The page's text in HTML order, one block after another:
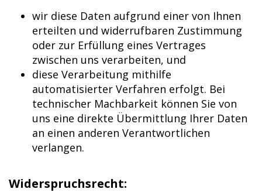
wir diese Daten aufgrund einer von Ihnen
erteilten und widerrufbaren Zustimmung
oder zur Erfüllung eines Vertrages
zwischen uns verarbeiten, und
diese Verarbeitung mithilfe
automatisierter Verfahren erfolgt. Bei
technischer Machbarkeit können Sie von
uns eine direkte Übermittlung Ihrer Daten
an einen anderen Verantwortlichen
verlangen.
Widerspruchsrecht: